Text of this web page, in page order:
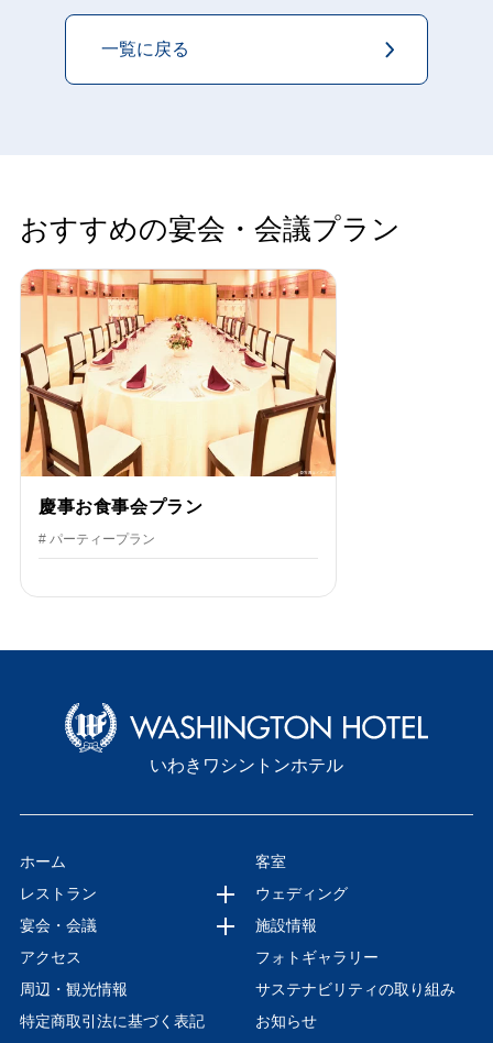
一覧に戻る
おすすめの宴会・会議プラン
慶事お食事会プラン
# パーティープラン
いわきワシントンホテル
ホーム
客室
レストラン
ウェディング
宴会・会議
施設情報
アクセス
フォトギャラリー
周辺・観光情報
サステナビリティの取り組み
特定商取引法に基づく表記
お知らせ